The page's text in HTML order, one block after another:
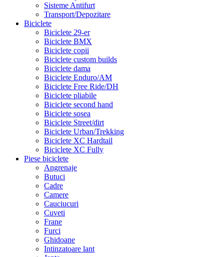
Sisteme Antifurt
Transport/Depozitare
Biciclete
Biciclete 29-er
Biciclete BMX
Biciclete copii
Biciclete custom builds
Biciclete dama
Biciclete Enduro/AM
Biciclete Free Ride/DH
Biciclete pliabile
Biciclete second hand
Biciclete sosea
Biciclete Street/dirt
Biciclete Urban/Trekking
Biciclete XC Hardtail
Biciclete XC Fully
Piese biciclete
Angrenaje
Butuci
Cadre
Camere
Cauciucuri
Cuveti
Frane
Furci
Ghidoane
Intinzatoare lant